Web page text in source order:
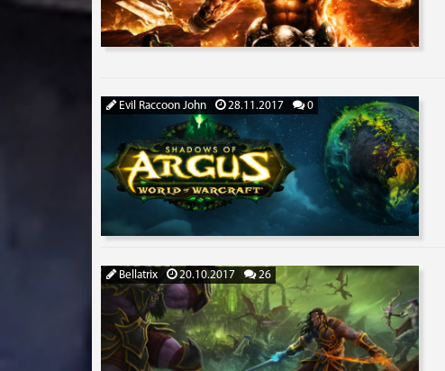
Evil Raccoon John 28.11.2017 0
Bellatrix 20.10.2017 26